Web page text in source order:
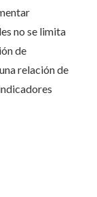
no se limita
de
relación de